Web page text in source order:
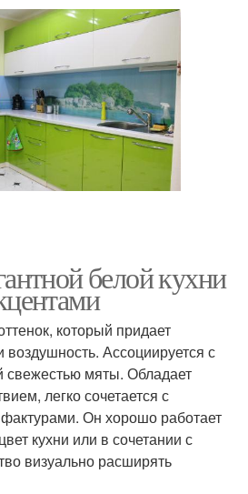
белой кухни
который придает
Ассоциируется с
свежестью мяты. Обладает
легко сочетается с
Он хорошо работает
кухни или в сочетании с
визуально расширять